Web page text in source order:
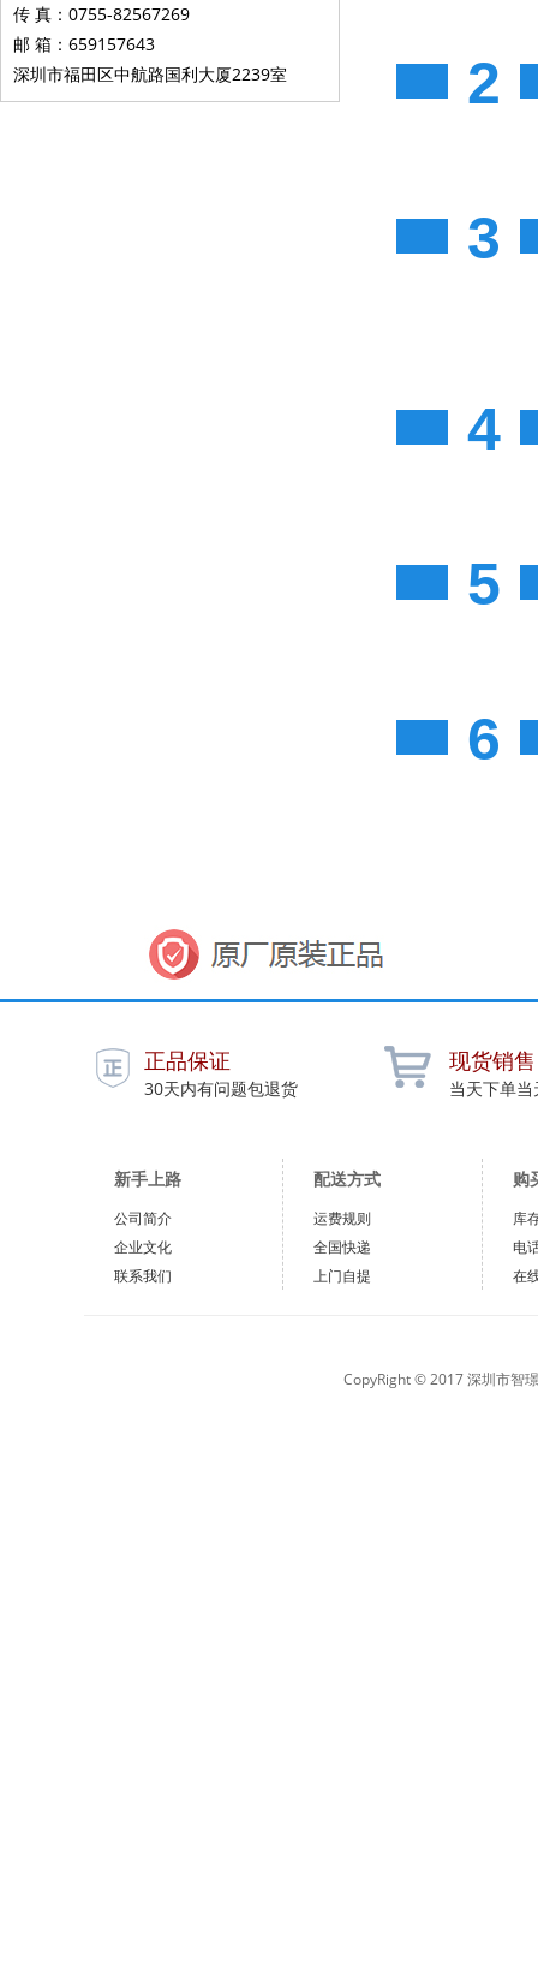
传 真：0755-82567269
邮 箱：659157643
深圳市福田区中航路国利大厦2239室
2
3
4
5
6
正品保证
30天内有问题包退货
现货销售
当天下单
新手上路
公司简介
企业文化
联系我们
配送方式
运费规则
全国快递
上门自提
购
库
电
在
CopyRight © 2017 深圳市智